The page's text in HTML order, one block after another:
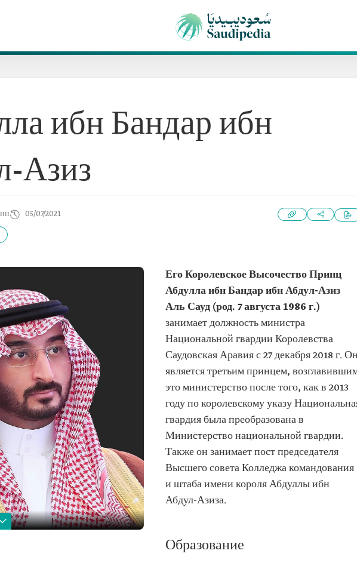
ибн Бандар ибн
Азиз
05/07/2021
Его Королевское Высочество Принц
Абдулла ибн Бандар ибн Абдул-Азиз
Аль Сауд (род. 7 августа 1986 г.)
занимает должность министра
Национальной гвардии Королевства
Саудовская Аравия с 27 декабря 2018 г.
является третьим принцем,
это министерство после того, как в 2013
году по королевскому указу
гвардия была преобразована в
Министерство национальной гвардии.
Также он занимает пост председателя
Высшего совета Колледжа командования
и штаба имени короля Абдуллы ибн
Абдул-Азиза.
Образование